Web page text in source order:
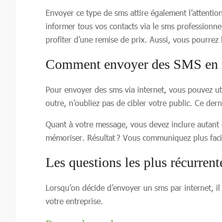
Envoyer ce type de sms attire également
informer tous vos contacts via le sms
profiter d’une remise de prix. Aussi, vous
Comment envoyer des SMS en
Pour envoyer des sms via internet, vous pouvez
outre, n’oubliez pas de cibler votre public. Ce
Quant à votre message, vous devez inclure
mémoriser. Résultat ? Vous communiquez plus
Les questions les plus
Lorsqu’on décide d’envoyer un sms par
votre entreprise.